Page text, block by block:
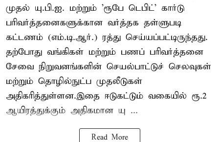
முதல் யு.பி.ஐ. மற்றும் 'ரூபே டெபிட்' கார்டு
பரிவர்த்தனைகளுக்கான வர்த்தக தள்ளுபடி
கட்டணம் (எம்.டி.ஆர்.) ரத்து செய்யப்பட்டிருந்தது.
தற்போது வங்கிகள் மற்றும் பணப் பரிவர்த்தனை
சேவை நிறுவனங்களின் செயல்பாட்டுச் செலவுகள்
மற்றும் தொழில்நுட்ப முதலீடுகள்
அதிகரித்துள்ளன.இதை ஈடுகட்டும் வகையில் ரூ.2
ஆயிரத்துக்கும் அதிகமான யு ...
Read More